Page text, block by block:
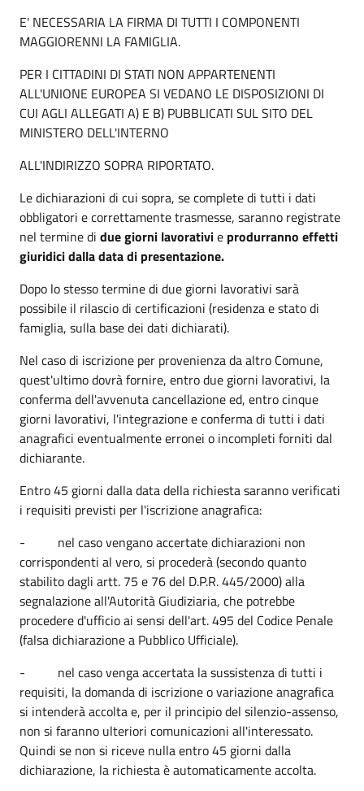
E' NECESSARIA LA FIRMA DI TUTTI I COMPONENTI
MAGGIORENNI LA FAMIGLIA.
PER I CITTADINI DI STATI NON APPARTENENTI
ALL'UNIONE EUROPEA SI VEDANO LE DISPOSIZIONI DI
CUI AGLI ALLEGATI A) E B) PUBBLICATI SUL SITO DEL
MINISTERO DELL'INTERNO
ALL'INDIRIZZO SOPRA RIPORTATO.
Le dichiarazioni di cui sopra, se complete di tutti i dati
obbligatori e correttamente trasmesse, saranno registrate
nel termine di due giorni lavorativie produrranno effetti
giuridici dalla data di presentazione.
Dopo lo stesso termine di due giorni lavorativi sarà
possibile il rilascio di certificazioni (residenza e stato di
famiglia, sulla base dei dati dichiarati).
Nel caso di iscrizione per provenienza da altro Comune,
quest'ultimo dovrà fornire, entro due giorni lavorativi, la
conferma dell'avvenuta cancellazione ed, entro cinque
giorni lavorativi, l'integrazione e conferma di tutti i dati
anagrafici eventualmente erronei o incompleti forniti dal
dichiarante.
Entro 45 giorni dalla data della richiesta saranno verificati
i requisiti previsti per l'iscrizione anagrafica:
- nel caso vengano accertate dichiarazioni non
corrispondenti al vero, si procederà (secondo quanto
stabilito dagli artt. 75 e 76 del D.P.R. 445/2000) alla
segnalazione all'Autorità Giudiziaria, che potrebbe
procedere d'ufficio ai sensi dell'art. 495 del Codice Penale
(falsa dichiarazione a Pubblico Ufficiale).
- nel caso venga accertata la sussistenza di tutti i
requisiti, la domanda di iscrizione o variazione anagrafica
si intenderà accolta e, per il principio del silenzio-assenso,
non si faranno ulteriori comunicazioni all'interessato.
Quindi se non si riceve nulla entro 45 giorni dalla
dichiarazione, la richiesta è automaticamente accolta.